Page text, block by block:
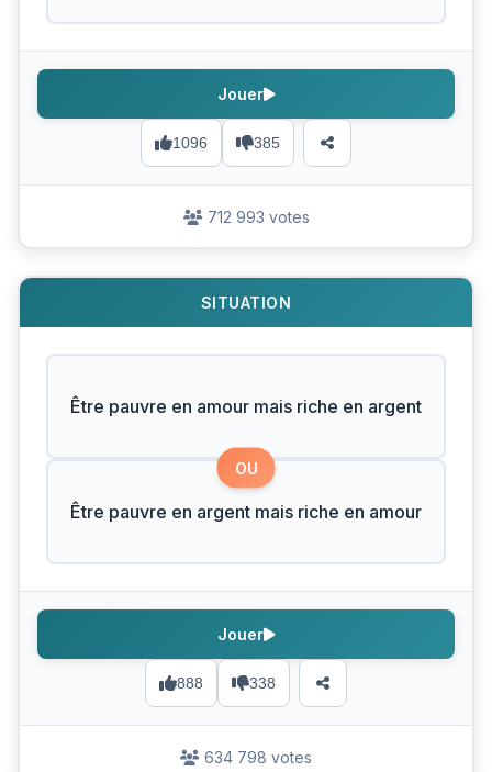
1096 385
Jouer
712 993 votes
SITUATION
Être pauvre en amour mais riche en argent
OU
Être pauvre en argent mais riche en amour
888 338
Jouer
634 798 votes